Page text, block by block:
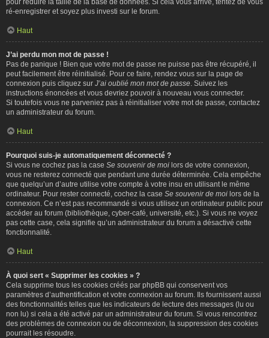
ré-enregistrer et soyez plus investi sur le forum.
Haut
J’ai perdu mon mot de passe !
Pas de panique ! Bien que votre mot de passe ne puisse pas être récupéré, il
peut facilement être réinitialisé. Pour ce faire, rendez vous sur la page de
connexion puis cliquez sur J’ai oublié mon mot de passe . Suivez les
instructions énoncées et vous devriez pouvoir à nouveau vous connecter.
Si toutefois vous ne parveniez pas à réinitialiser votre mot de passe, contactez
un administrateur du forum.
Haut
Pourquoi suis-je automatiquement déconnecté ?
Si vous ne cochez pas la case Se souvenir de moi lors de votre connexion,
vous ne resterez connecté que pendant une durée déterminée. Cela empêche
que quelqu’un d’autre utilise votre compte à votre insu en utilisant le même
ordinateur. Pour rester connecté, cochez la case Se souvenir de moi lors de la
connexion. Ce n’est pas recommandé si vous utilisez un ordinateur public pour
accéder au forum (bibliothèque, cyber-café, université, etc.). Si vous ne voyez
pas cette case, cela signifie qu’un administrateur du forum a désactivé cette
fonctionnalité.
Haut
À quoi sert « Supprimer les cookies » ?
Cela supprime tous les cookies créés par phpBB qui conservent vos
paramètres d’authentification et votre connexion au forum. Ils fournissent aussi
des fonctionnalités telles que les indicateurs de lecture des messages (lu ou
non lu) si cela a été activé par un administrateur du forum. Si vous rencontrez
des problèmes de connexion ou de déconnexion, la suppression des cookies
pourrait les résoudre.